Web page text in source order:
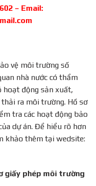
– Email:
vệ môi trường số
nhà nước có thẩm
hoạt động sản xuất,
ra môi trường. Hồ sơ
tra các hoạt động bảo
dự án. Để hiểu rõ hơn
khảo thêm tại wedsite:
giấy phép môi trường